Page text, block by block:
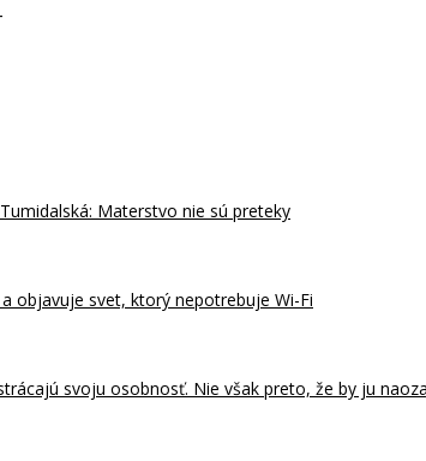
Materstvo nie sú preteky
objavuje svet, ktorý nepotrebuje Wi-Fi
svoju osobnosť. Nie však preto, že by ju